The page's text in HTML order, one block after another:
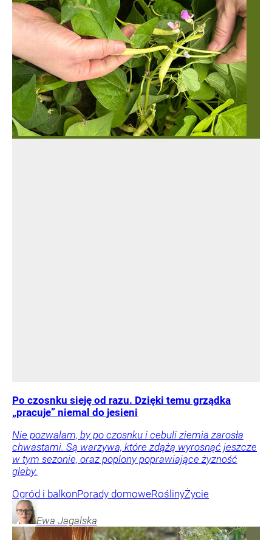
Po czosnku sieję od razu. Dzięki temu grządka
„pracuje” niemal do jesieni
Nie pozwalam, by po czosnku i cebuli ziemia zarosła
chwastami. Są warzywa, które zdążą wyrosnąć jeszcze
w tym sezonie, oraz poplony poprawiające żyzność
gleby.
Ogród i balkonPorady domoweRoślinyŻycie
Ewa Jagalska